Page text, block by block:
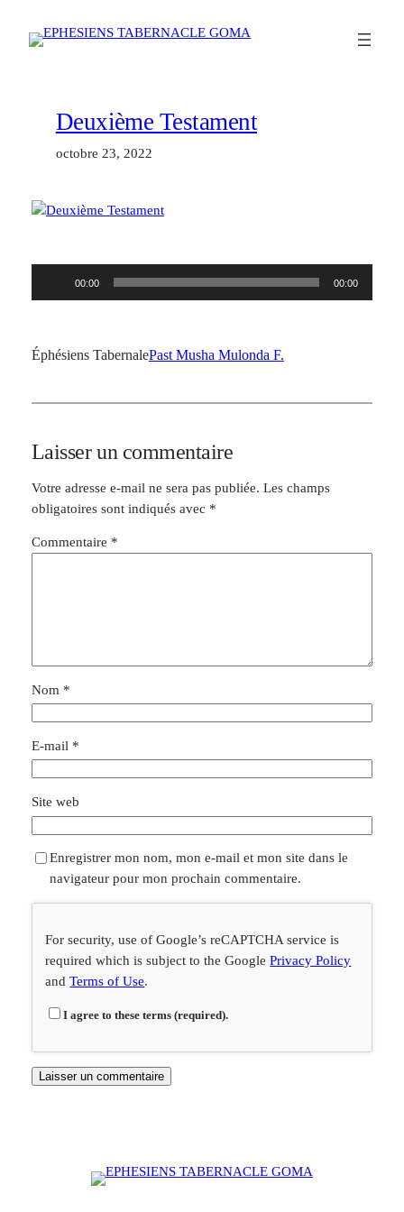
Deuxième Testament
octobre 23, 2022
00:00 00:00
Éphésiens TabernalePast Musha Mulonda F.
Laisser un commentaire
Votre adresse e-mail ne sera pas publiée. Les champs
obligatoires sont indiqués avec *
Commentaire *
Nom *
E-mail *
Site web
Enregistrer mon nom, mon e-mail et mon site dans le
navigateur pour mon prochain commentaire.
For security, use of Google’s reCAPTCHA service is
required which is subject to the GooglePrivacy Policy
andTerms of Use.
I agree to these terms (required).